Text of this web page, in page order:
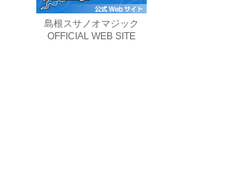
島根スサノオマジック
OFFICIAL WEB SITE